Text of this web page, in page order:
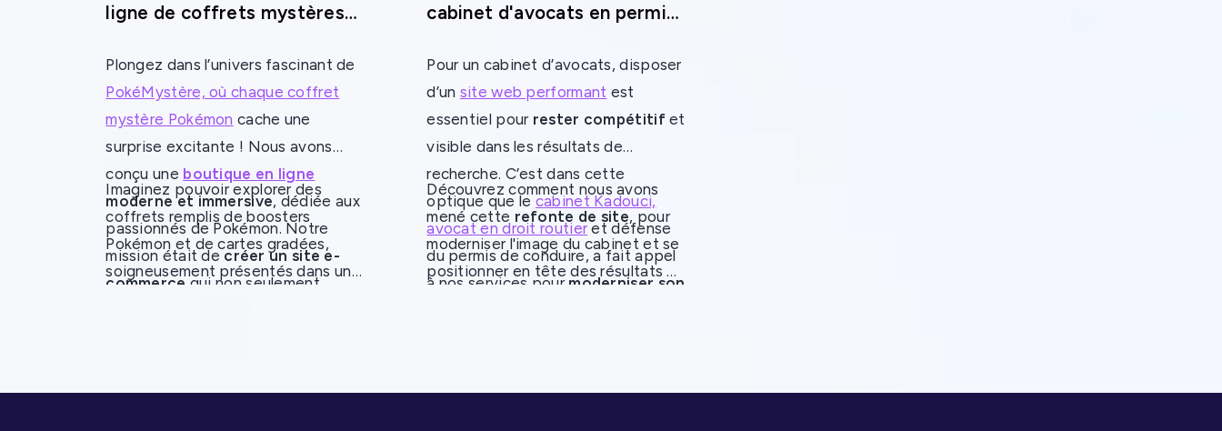
ligne de coffrets mystères
Plongez dans l’univers fascinant de
PokéMystère, où chaque coffret
mystère Pokémon cache une
surprise excitante ! Nous avons
conçu une boutique en ligne
moderne et immersive, dédiée aux
passionnés de Pokémon. Notre
mission était decréer un site e-
commercequi non seulement
engageante.
Imaginez pouvoir explorer des
coffrets remplis de boosters
Pokémon et de cartes gradées,
soigneusement présentés dans un
cabinet d'avocats en permis
Pour un cabinet d’avocats, disposer
d’un site web performant est
essentiel pour rester compétitifet
visible dans les résultats de
recherche. C’est dans cette
optique que lecabinet Kadouci,
avocat en droit routieret défense
du permis de conduire, a fait appel
à nos services pour moderniser son
lignesur des requêtes clés.
Découvrez comment nous avons
mené cette refonte de site, pour
moderniser l'image du cabinet et se
positionner en tête des résultats de